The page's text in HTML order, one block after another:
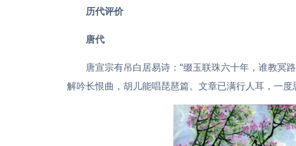
历代评价
唐代
唐宣宗有吊白居易诗：“缀玉联珠六十年，谁教冥
解吟长恨曲，胡儿能唱琵琶篇。文章已满行人耳，一度